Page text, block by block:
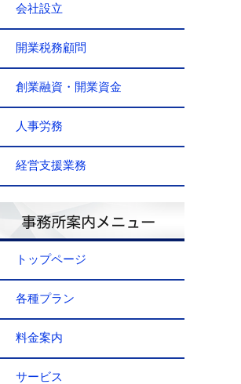
会社設立
開業税務顧問
創業融資・開業資金
人事労務
経営支援業務
トップページ
各種プラン
料金案内
サービス